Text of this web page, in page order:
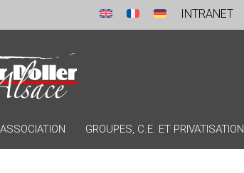
INTRANET
GROUPES, C.E. ET PRIVATISATION